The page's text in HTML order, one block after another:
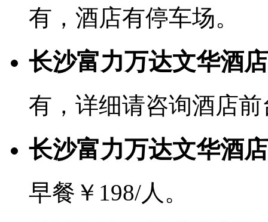
有，酒店有停车场。
长沙富力万达文华酒
有，详细请咨询酒店前
长沙富力万达文华酒
早餐￥198/人。